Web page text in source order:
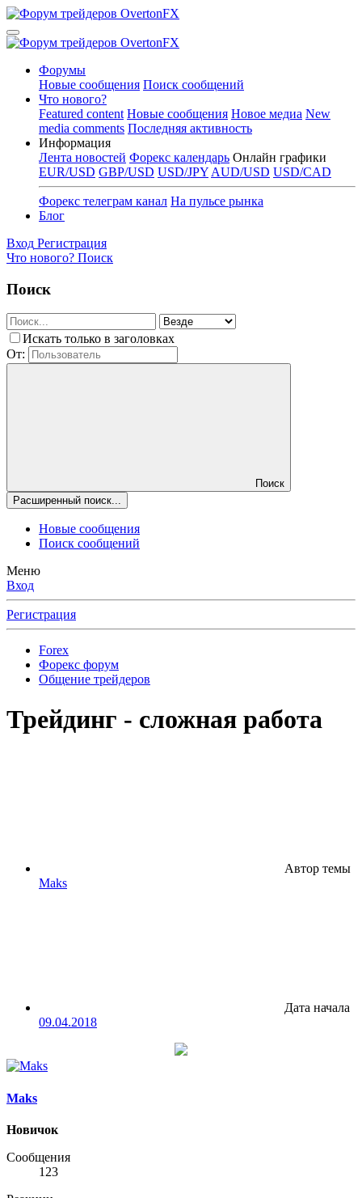
Форумы
Новые сообщения Поиск сообщений
Что нового?
Featured content Новые сообщения Новое медиа New
media comments Последняя активность
Информация
Лента новостей Форекс календарь Онлайн графики
EUR/USD GBP/USD USD/JPY AUD/USD USD/CAD
Форекс телеграм канал На пульсе рынка
Блог
Вход Регистрация
Что нового? Поиск
Поиск
Искать только в заголовках
От:
Поиск
Расширенный поиск...
Новые сообщения
Поиск сообщений
Меню
Вход
Регистрация
Forex
Форекс форум
Общение трейдеров
Трейдинг - сложная работа
Автор темы
Maks
Дата начала
09.04.2018
Maks
Новичок
Сообщения
123